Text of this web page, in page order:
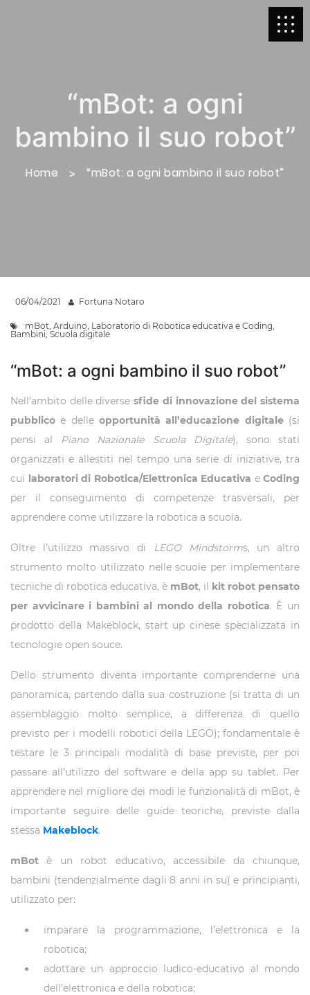
“mBot: a ogni
bambino il suo robot”
Home “mBot: a ogni bambino il suo robot”
06/04/2021 Fortuna Notaro
mBot, Arduino, Laboratorio di Robotica educativa e Coding,
Bambini, Scuola digitale
“mBot: a ogni bambino il suo robot”
Nell’ambito delle diversesfide di innovazione del sistema
pubblicoe delleopportunità all’educazione digitale(si
pensi al Piano Nazionale Scuola Digitale), sono stati
organizzati e allestiti nel tempo una serie di iniziative, tra
cui laboratori di Robotica/Elettronica Educativa e Coding
per il conseguimento di competenze trasversali, per
apprendere come utilizzare la robotica a scuola.
Oltre l’utilizzo massivo di LEGO Mindstorms, un altro
strumento molto utilizzato nelle scuole per implementare
tecniche di robotica educativa, è mBot, il kit robot pensato
per avvicinare i bambini al mondo della robotica. È un
prodotto della Makeblock, start up cinese specializzata in
tecnologie open souce.
Dello strumento diventa importante comprenderne una
panoramica, partendo dalla sua costruzione (si tratta di un
assemblaggio molto semplice, a differenza di quello
previsto per i modelli robotici della LEGO); fondamentale è
testare le 3 principali modalità di base previste, per poi
passare all’utilizzo del software e della app su tablet. Per
apprendere nel migliore dei modi le funzionalità di mBot, è
importante seguire delle guide teoriche, previste dalla
stessa Makeblock.
mBot è un robot educativo, accessibile da chiunque,
bambini (tendenzialmente dagli 8 anni in su) e principianti,
utilizzato per:
imparare la programmazione, l’elettronica e la
robotica;
adottare un approccio ludico-educativo al mondo
dell’elettronica e della robotica;